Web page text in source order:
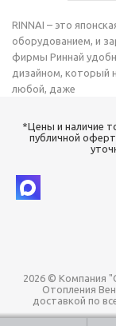
RINNAI – это
оборудованием, и
фирмы Риннай
дизайном, который
любой, даже
*Цены и наличие
публичной
2026 © Компания
Отопления
доставкой по